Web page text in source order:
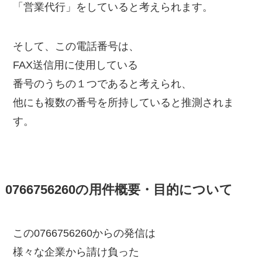
「営業代行」をしていると考えられます。
そして、この電話番号は、
FAX送信用に使用している
番号のうちの１つであると考えられ、
他にも複数の番号を所持していると推測されま
す。
0766756260の用件概要・目的について
この0766756260からの発信は
様々な企業から請け負った